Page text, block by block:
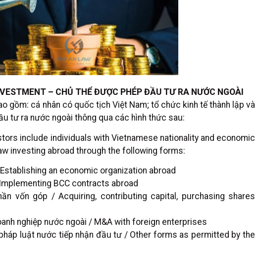
– CHỦ THỂ ĐƯỢC PHÉP ĐẦU TƯ RA NƯỚC NGOÀI
gồm: cá nhân có quốc tịch Việt Nam; tổ chức kinh tế thành lập và
tư ra nước ngoài thông qua các hình thức sau:
include individuals with Vietnamese nationality and economic
investing abroad through the following forms:
an economic organization abroad
BCC contracts abroad
vốn góp / Acquiring, contributing capital, purchasing shares
nghiệp nước ngoài / M&A with foreign enterprises
luật nước tiếp nhận đầu tư / Other forms as permitted by the